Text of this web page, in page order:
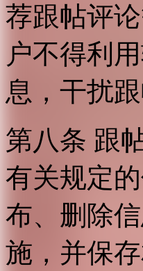
荐跟帖评
户不得利
息，干扰
第八条 跟
有关规定
布、删除
施，并保存